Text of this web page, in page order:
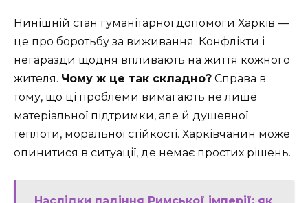
Нинішній стан гуманітарної допомоги Харків —
це про боротьбу за виживання. Конфлікти і
негаразди щодня впливають на життя кожного
жителя. Чому ж це так складно? Справа в
тому, що ці проблеми вимагають не лише
матеріальної підтримки, але й душевної
теплоти, моральної стійкості. Харківчанин може
опинитися в ситуації, де немає простих рішень.